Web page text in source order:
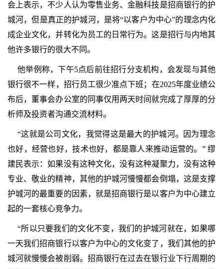
会上表示，不少人认为零售业务、金融科技是招商银行的护
城河，但是真正的护城河，是将“以客户为中心”的理念内化
成企业文化，并转化为员工的日常行为。这是招行与内地其
他许多银行的很大不同。
他举例称，下午5点后前往招行分支机构，会发现与其他
银行很不一样，招行员工很少准点下班；在2025年度业绩公
布后，董事会办公室的同事仅用两天时间就完成了厚厚的分
析师及投资者沟通交流材料。
“这就是公司文化，我觉得这是最大的护城河。因为理念
也好，经营也好，技术也好，都是靠人来推动运营的。” 缪
建民表示：如果没有这种文化，没有这种凝聚力，没有这种
专业、敬业的精神，其他的护城河慢慢都会倒塌，这是支撑
护城河的最重要的因素，就是招商银行是以客户为中心建立
起的一套核心竞争力。
“所以只要我们的文化不变，我们的护城河就在，如果哪
一天我们招商银行以客户为中心的文化变了，我们其他的护
城河就慢慢会被削弱。招商银行在过去在银行业下行周期的